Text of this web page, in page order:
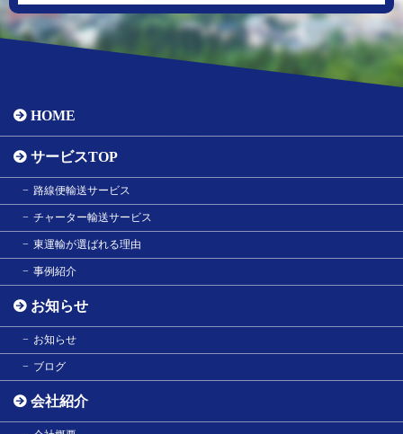
HOME
サービスTOP
路線便輸送サービス
チャーター輸送サービス
東運輸が選ばれる理由
事例紹介
お知らせ
お知らせ
ブログ
会社紹介